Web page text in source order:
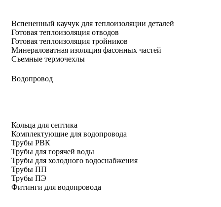
Вспененный каучук для теплоизоляции деталей
Готовая теплоизоляция отводов
Готовая теплоизоляция тройников
Минераловатная изоляция фасонных частей
Съемные термочехлы
Водопровод
Кольца для септика
Комплектующие для водопровода
Трубы РВК
Трубы для горячей воды
Трубы для холодного водоснабжения
Трубы ПП
Трубы ПЭ
Фитинги для водопровода